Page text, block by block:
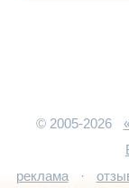
© 2005-2026
реклама
·